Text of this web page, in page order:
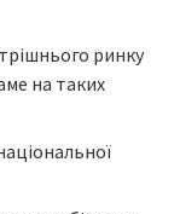
ринку
на таких